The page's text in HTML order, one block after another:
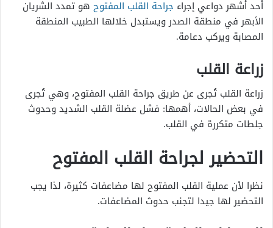
أحد أشهر دواعي إجراء جراحة القلب المفتوح هو تمدد الشريان
الأبهر في منطقة الصدر ويستبدل خلالها الطبيب المنطقة
المصابة ويركب دعامة.
زراعة القلب
زراعة القلب تُجرى عن طريق جراحة القلب المفتوح، وهي تُجرى
في بعض الحالات، أهمها: فشل عضلة القلب الشديد وحدوث
جلطات متكررة في القلب.
التحضير لجراحة القلب المفتوح
نظرا لأن عملية القلب المفتوح لها مضاعفات كثيرة، لذا يجب
التحضير لها جيدا لتجنب حدوث المضاعفات.